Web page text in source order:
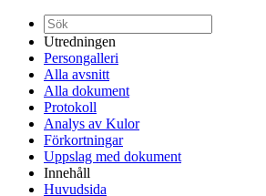
Utredningen
Persongalleri
Alla avsnitt
Alla dokument
Protokoll
Analys av Kulor
Förkortningar
Uppslag med dokument
Innehåll
Huvudsida